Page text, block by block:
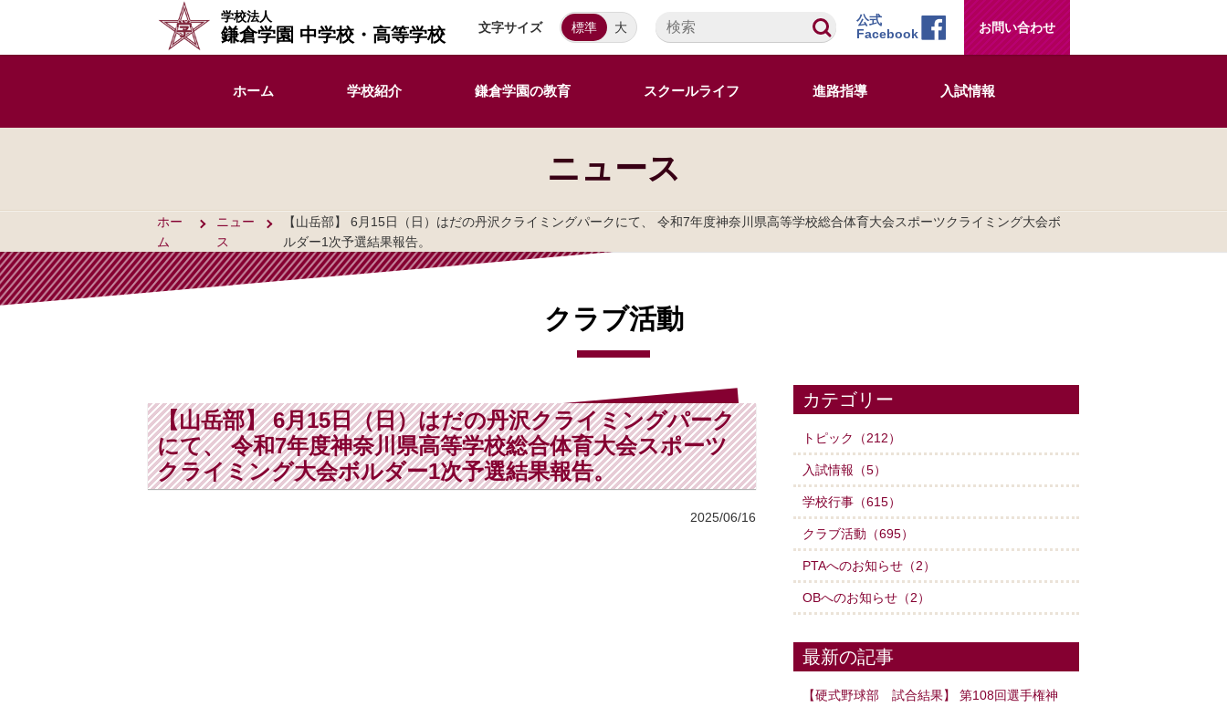
学校法人
鎌倉学園 中学校・高等学校 文字サイズ 標準 大
公式
Facebook
お問い合わせ
ホーム 学校紹介 鎌倉学園の教育 スクールライフ 進路指導 入試情報
ニュース
ホー
ム
ニュー
ス
【山岳部】 6月15日（日）はだの丹沢クライミングパークにて、 令和7年度神奈川県高等学校総合体育大会スポーツクライミング大会ボ
ルダー1次予選結果報告。
クラブ活動
【山岳部】 6月15日（日）はだの丹沢クライミングパーク
にて、 令和7年度神奈川県高等学校総合体育大会スポーツ
クライミング大会ボルダー1次予選結果報告。
2025/06/16
カテゴリー
トピック（212）
入試情報（5）
学校行事（615）
クラブ活動（695）
PTAへのお知らせ（2）
OBへのお知らせ（2）
最新の記事
【硬式野球部 試合結果】 第108回選手権神